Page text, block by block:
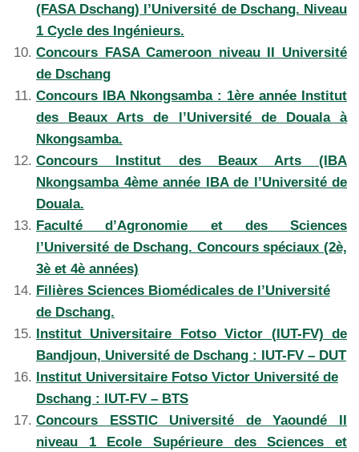
(FASA Dschang) l’Université de Dschang. Niveau
1 Cycle des Ingénieurs.
Concours FASA Cameroon niveau II Université
de Dschang
Concours IBA Nkongsamba : 1ère année Institut
des Beaux Arts de l’Université de Douala à
Nkongsamba.
Concours Institut des Beaux Arts (IBA
Nkongsamba 4ème année IBA de l’Université de
Douala.
Faculté d’Agronomie et des Sciences
l’Université de Dschang. Concours spéciaux (2è,
3è et 4è années)
Filières Sciences Biomédicales de l’Université
de Dschang.
Institut Universitaire Fotso Victor (IUT-FV) de
Bandjoun, Université de Dschang : IUT-FV – DUT
Institut Universitaire Fotso Victor Université de
Dschang : IUT-FV – BTS
Concours ESSTIC Université de Yaoundé II
niveau 1 Ecole Supérieure des Sciences et